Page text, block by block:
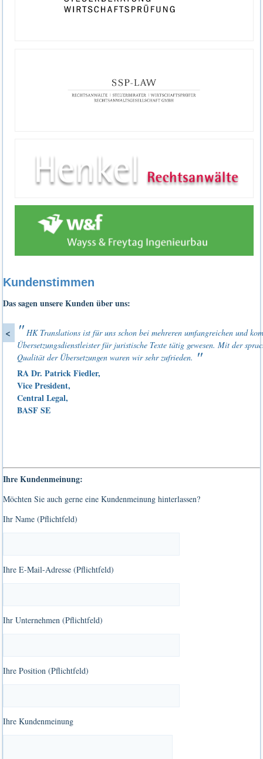
Kundenstimmen
Das sagen unsere Kunden über uns:
HK Translations ist für uns schon bei mehreren umfangreichen und
Übersetzungsdienstleister für juristische Texte tätig gewesen. Mit der
Qualität der Übersetzungen waren wir sehr zufrieden.
RA Dr. Patrick Fiedler,
Vice President,
Central Legal,
BASF SE
<
Ihre Kundenmeinung:
Möchten Sie auch gerne eine Kundenmeinung hinterlassen?
Ihr Name (Pflichtfeld)
Ihre E-Mail-Adresse (Pflichtfeld)
Ihr Unternehmen (Pflichtfeld)
Ihre Position (Pflichtfeld)
Ihre Kundenmeinung